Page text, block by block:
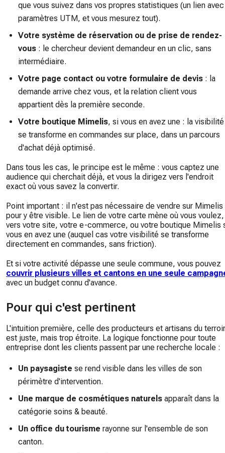
que vous suivez dans vos propres statistiques (un lien avec
paramètres UTM, et vous mesurez tout).
Votre système de réservation ou de prise de rendez-
vous : le chercheur devient demandeur en un clic, sans
intermédiaire.
Votre page contact ou votre formulaire de devis : la
demande arrive chez vous, et la relation client vous
appartient dès la première seconde.
Votre boutique Mimelis, si vous en avez une : la visibilité
se transforme en commandes sur place, dans un parcours
d'achat déjà optimisé.
Dans tous les cas, le principe est le même : vous captez une
audience qui cherchait déjà, et vous la dirigez vers l'endroit
exact où vous savez la convertir.
Point important : il n'est pas nécessaire de vendre sur Mimelis
pour y être visible. Le lien de votre carte mène où vous voulez,
vers votre site, votre e-commerce, ou votre boutique Mimelis
vous en avez une (auquel cas votre visibilité se transforme
directement en commandes, sans friction).
Et si votre activité dépasse une seule commune, vous pouvez
couvrir plusieurs villes et cantons en une seule
avec un budget connu d'avance.
Pour qui c'est pertinent
L'intuition première, celle des producteurs et artisans du
est juste, mais trop étroite. La logique fonctionne pour toute
entreprise dont les clients passent par une recherche locale :
Un paysagiste se rend visible dans les villes de son
périmètre d'intervention.
Une marque de cosmétiques naturels apparaît dans la
catégorie soins & beauté.
Un office du tourisme rayonne sur l'ensemble de son
canton.